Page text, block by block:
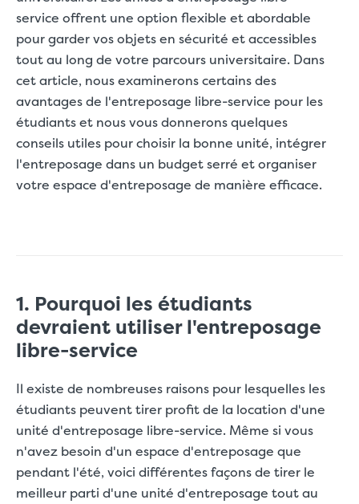
service offrent une option flexible et abordable
pour garder vos objets en sécurité et accessibles
tout au long de votre parcours universitaire. Dans
cet article, nous examinerons certains des
avantages de l'entreposage libre-service pour les
étudiants et nous vous donnerons quelques
conseils utiles pour choisir la bonne unité, intégrer
l'entreposage dans un budget serré et organiser
votre espace d'entreposage de manière efficace.
1. Pourquoi les étudiants
devraient utiliser l'entreposage
libre-service
Il existe de nombreuses raisons pour lesquelles les
étudiants peuvent tirer profit de la location d'une
unité d'entreposage libre-service. Même si vous
n'avez besoin d'un espace d'entreposage que
pendant l'été, voici différentes façons de tirer le
meilleur parti d'une unité d'entreposage tout au